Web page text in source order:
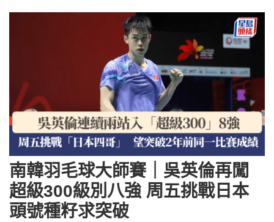
南韓羽毛球大師賽｜吳英倫再闖
超級300級別八強 周五挑戰日本
頭號種籽求突破